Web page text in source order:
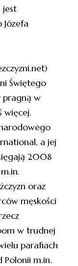
jest
Świętego
pragną w
więcej.
a jej
2008
oraz
męskości
w trudnej
parafiach
Polonii m.in.